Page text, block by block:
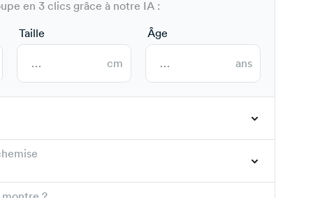
en 3 clics grâce à notre IA :
Taille
cm
Âge
ans